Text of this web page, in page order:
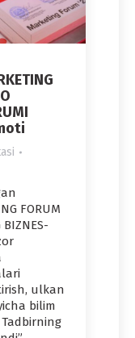
FORUM
BIZNES-
ulkan
bilim
Tadbirning